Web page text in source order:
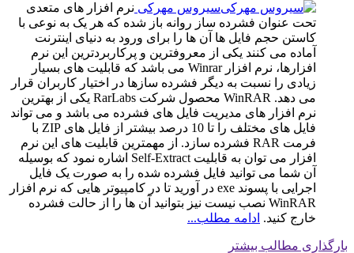
سیروس مهرکی نرم افزار های متعدی
تحت عنوان فشرده ساز روانه باز شده که هر یک به نوعی با
کاستن حجم فایل ها آن ها را برای ورود به دنیای اینترنت
آماده می کنند یکی از معروفترین و پرکاربردترین این نرم
افزارها، نرم افزار Winrar می باشد که قابلیت های بسیار
زیادی را نسبت به دیگر فشرده سازها در اختیار کاربران قرار
می دهد. WinRAR محصول شرکت RarLabs یكی از بهترین
نرم افزار های مدیریت فایل های فشرده می باشد و می تواند
فایل های مختلف را تا 10 درصد بیشتر از فایل های ZIP با
فرمت RAR فشرده سازد. از مهمترین قابلیت های این نرم
افزار می توان به قابلیت Self-Extract اشاره نمود که بوسیله
آن شما می توانید فایل فشرده شده را به صورت یک فایل
اجرایی با پسوند exe در آورید تا در کامپیوتر هایی که نرم افزار
WinRAR نصب نیست نیز بتوانید آن ها را از حالت فشرده
خارج کنید. ادامه مطلب...
بارگذاری مطالب بیشتر